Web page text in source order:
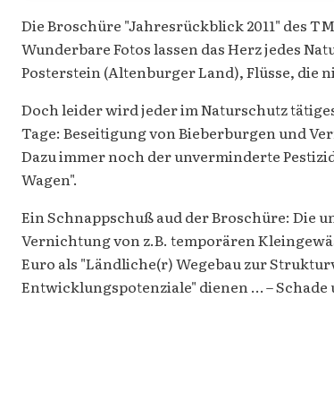
Die Broschüre "Jahresrückblick 2011" des
Wunderbare Fotos lassen das Herz jedes
Posterstein (Altenburger Land), Flüsse, die
Doch leider wird jeder im Naturschutz
Tage: Beseitigung von Bieberburgen und
Dazu immer noch der unverminderte
Wagen".
Ein Schnappschuß aud der Broschüre: Die
Vernichtung von z.B. temporären
Euro als "Ländliche(r) Wegebau zur
Entwicklungspotenziale" dienen … – Schade